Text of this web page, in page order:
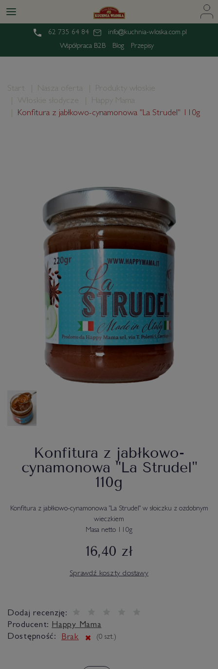
62 735 64 84
info@kuchnia-wloska.com.pl
Współpraca B2B
Blog Przepisy
Start Nasza oferta
Produkty włoskie
Włoskie słodycze
Happy Mama
Konfitura z jabłkowo-cynamonowa "La Strudel" 110g
Konfitura z jabłkowo-
cynamonowa "La Strudel"
110g
Konfitura z jabłkowo-cynamonowa "La Strudel" w słoiczku z ozdobnym
wieczkiem
Masa netto 110g
16,40 zł
Sprawdź koszty dostawy
Dodaj recenzję:
Producent: Happy Mama
Dostępność:
Brak (0 szt.)